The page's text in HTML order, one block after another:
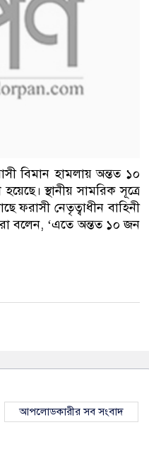
বিমান হামলায় অন্তত ১০
স্থানীয় সামরিক সূত্রে
ফরাসী নেতৃত্বাধীন বাহিনী
বলেন, ‘এতে অন্তত ১০ জন
আপলোডকারীর সব সংবাদ